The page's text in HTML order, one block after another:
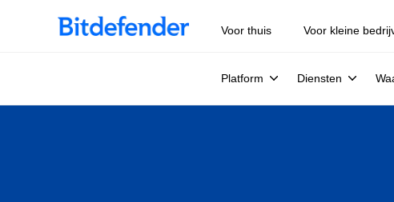
Voor thuis Voor kleine
Platform Diensten